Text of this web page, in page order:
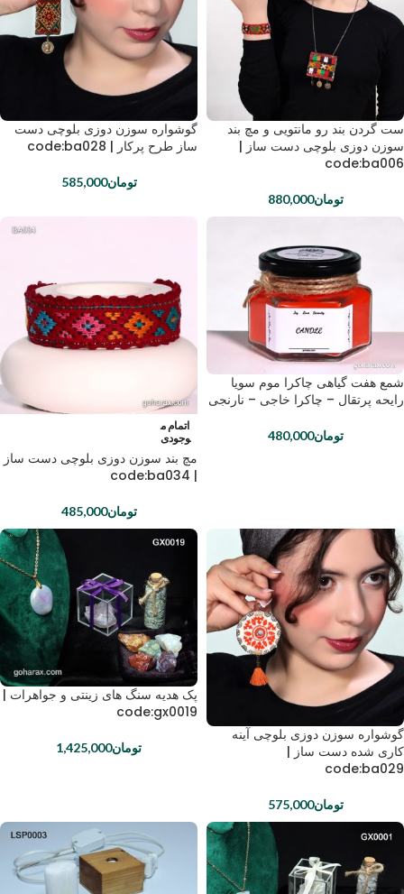
ست گردن بند رو مانتویی و مچ بند
سوزن دوزی بلوچی دست ساز |
code:ba006
تومان880,000
گوشواره سوزن دوزی بلوچی دست
ساز طرح پرکار | code:ba028
تومان585,000
شمع هفت گیاهی چاکرا موم سویا
رایحه پرتقال – چاکرا خاجی – نارنجی
تومان480,000
اتمام م
وجودی
مچ بند سوزن دوزی بلوچی دست ساز
| code:ba034
تومان485,000
گوشواره سوزن دوزی بلوچی آینه
کاری شده دست ساز |
code:ba029
تومان575,000
پک هدیه سنگ های زینتی و جواهرات |
code:gx0019
تومان1,425,000